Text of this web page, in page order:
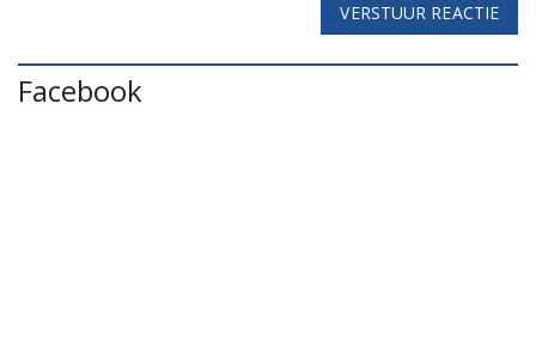
VERSTUUR REACTIE
Facebook